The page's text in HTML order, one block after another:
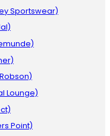
Sportswear)
Lounge)
Point)